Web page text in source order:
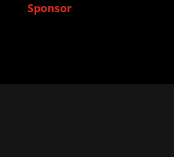
Sponsor